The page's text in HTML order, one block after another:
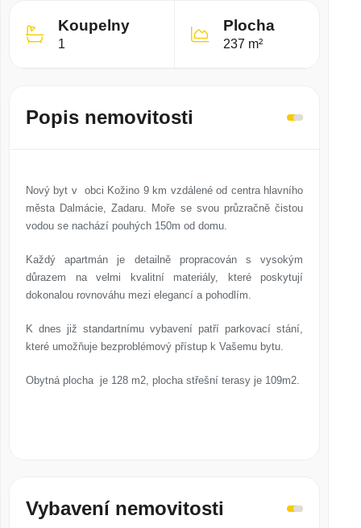
Koupelny
1
Plocha
237 m²
Popis nemovitosti
Nový byt v obci Kožino 9 km vzdálené od centra hlavního
města Dalmácie, Zadaru. Moře se svou průzračně čistou
vodou se nachází pouhých 150m od domu.
Každý apartmán je detailně propracován s vysokým
důrazem na velmi kvalitní materiály, které poskytují
dokonalou rovnováhu mezi elegancí a pohodlím.
K dnes již standartnímu vybavení patří parkovací stání,
které umožňuje bezproblémový přístup k Vašemu bytu.
Obytná plocha je 128 m2, plocha střešní terasy je 109m2.
Vybavení nemovitosti